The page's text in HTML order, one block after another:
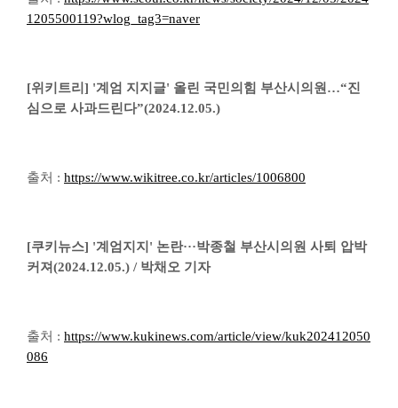
1205500119?wlog_tag3=naver
[위키트리] '계엄 지지글' 올린 국민의힘 부산시의원…“진
심으로 사과드린다”(2024.12.05.)
출처 : https://www.wikitree.co.kr/articles/1006800
[쿠키뉴스] '계엄지지' 논란···박종철 부산시의원 사퇴 압박
커져(2024.12.05.) / 박채오 기자
출처 : https://www.kukinews.com/article/view/kuk202412050
086